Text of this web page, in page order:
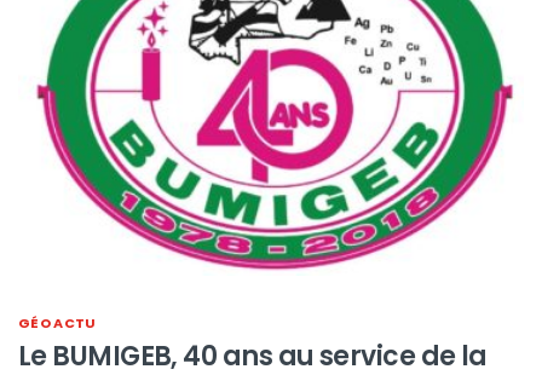
GÉO ACTU
Le BUMIGEB, 40 ans au service de la